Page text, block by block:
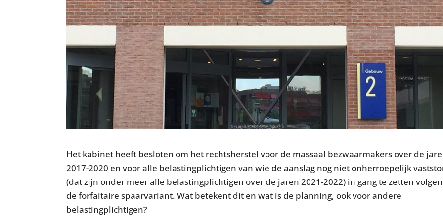
Het kabinet heeft besloten om het rechtsherstel voor de massaal bezwaarmakers over de
2017-2020 en voor alle belastingplichtigen van wie de aanslag nog niet onherroepelijk
(dat zijn onder meer alle belastingplichtigen over de jaren 2021-2022) in gang te zetten
de forfaitaire spaarvariant. Wat betekent dit en wat is de planning, ook voor andere
belastingplichtigen?